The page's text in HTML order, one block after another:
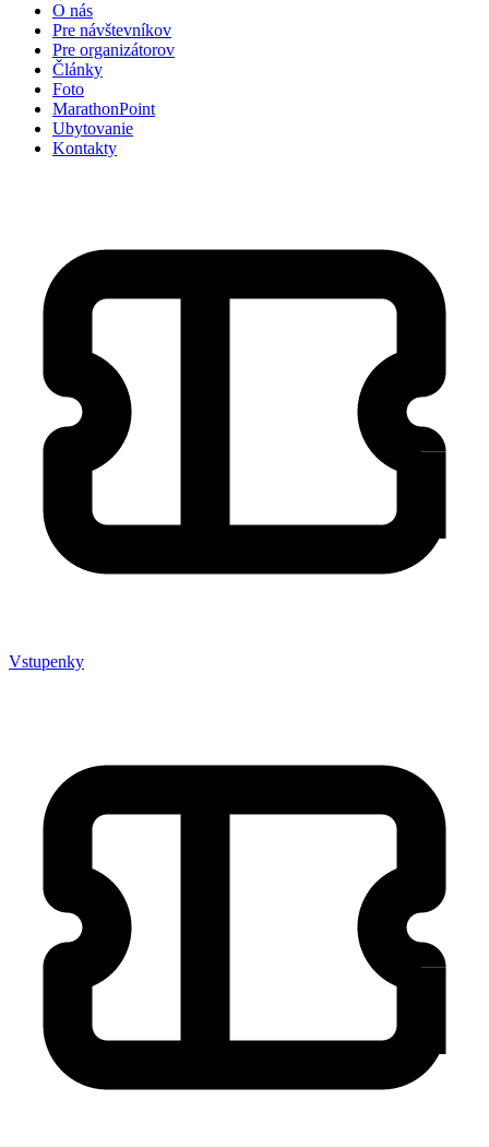
O nás
Pre návštevníkov
Pre organizátorov
Články
Foto
MarathonPoint
Ubytovanie
Kontakty
Vstupenky